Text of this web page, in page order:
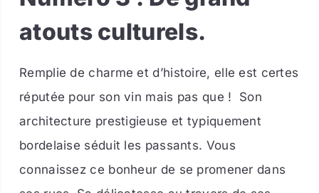
atouts culturels.
Remplie de charme et d’histoire, elle est certes
réputée pour son vin mais pas que ! Son
architecture prestigieuse et typiquement
bordelaise séduit les passants. Vous
connaissez ce bonheur de se promener dans